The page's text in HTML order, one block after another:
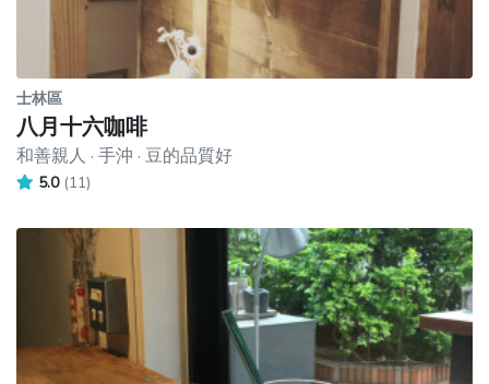
士林區
八月十六咖啡
和善親人 · 手沖 · 豆的品質好
5.0 (11)